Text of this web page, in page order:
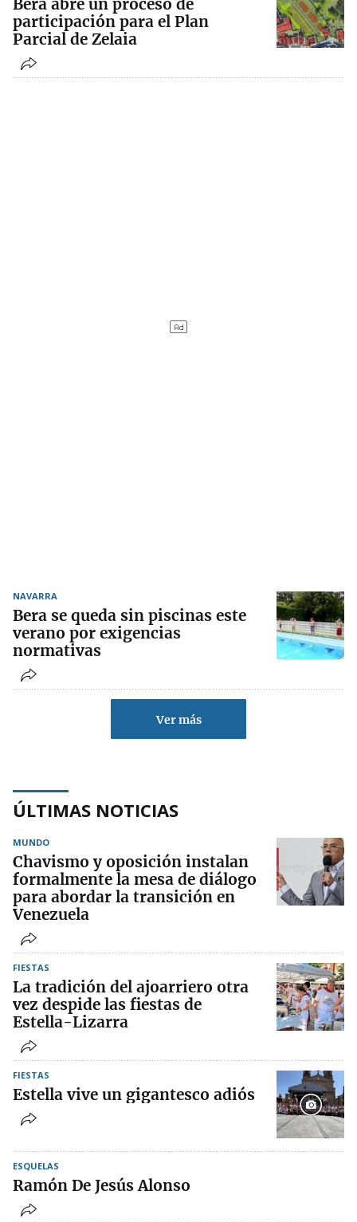
Bera abre un proceso de
participación para el Plan
Parcial de Zelaia
NAVARRA
Bera se queda sin piscinas este
verano por exigencias
normativas
Ver más
ÚLTIMAS NOTICIAS
MUNDO
Chavismo y oposición instalan
formalmente la mesa de diálogo
para abordar la transición en
Venezuela
FIESTAS
La tradición del ajoarriero otra
vez despide las fiestas de
Estella-Lizarra
FIESTAS
Estella vive un gigantesco adiós
ESQUELAS
Ramón De Jesús Alonso